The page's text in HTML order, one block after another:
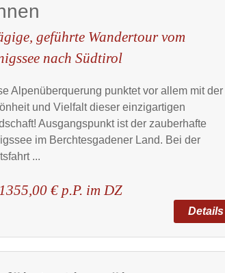
geführte Wandertour vom
nach Südtirol
Alpenüberquerung punktet vor allem mit der
und Vielfalt dieser einzigartigen
Ausgangspunkt ist der zauberhafte
im Berchtesgadener Land. Bei der
...
€ p.P. im DZ